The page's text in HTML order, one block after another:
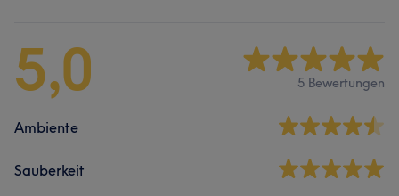
5,0 5 Bewertungen
Ambiente
Sauberkeit